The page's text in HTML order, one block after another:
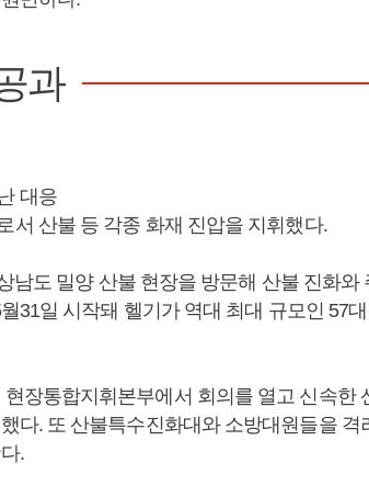
과
대응
서 산불 등 각종 화재 진압을 지휘했다.
남도 밀양 산불 현장을 방문해 산불 진화와
31일 시작돼 헬기가 역대 최대 규모인 57
장통합지휘본부에서 회의를 열고 신속한
다. 또 산불특수진화대와 소방대원들을 격
.